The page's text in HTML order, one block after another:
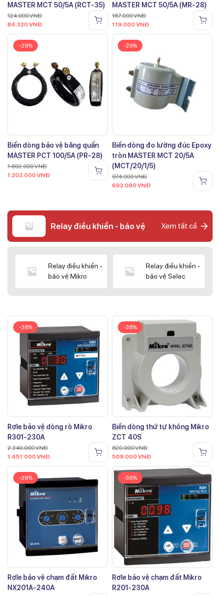
MASTER MCT 50/5A (RCT-35)
124.000VNĐ
84.320 VNĐ
MASTER MCT 50/5A (MR-28)
167.000VNĐ
119.000 VNĐ
-29%
Biến dòng bảo vệ băng quấn
MASTER PCT 100/5A (PR-28)
1.692.000VNĐ
1.202.000 VNĐ
-29%
Biến dòng đo lường đúc Epoxy
tròn MASTER MCT 20/5A
(MCT/20/1/5)
974.000VNĐ
692.080 VNĐ
Relay điều khiển - bảo vệ Xem tất cả
Relay điều khiển -
bảo vệ Mikro
Relay điều khiển -
bảo vệ Selec
-38%
Rơle bảo vệ dòng rò Mikro
R301-230A
2.340.000VNĐ
1.451.000 VNĐ
-38%
Biến dòng thứ tự không Mikro
ZCT 40S
820.000VNĐ
509.000 VNĐ
-38%
Rơle bảo vệ chạm đất Mikro
NX201A-240A
-38%
Rơle bảo vệ chạm đất Mikro
R201-230A